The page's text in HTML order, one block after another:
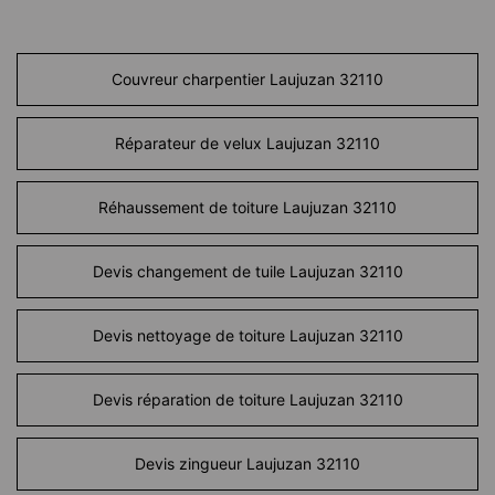
Couvreur charpentier Laujuzan 32110
Réparateur de velux Laujuzan 32110
Réhaussement de toiture Laujuzan 32110
Devis changement de tuile Laujuzan 32110
Devis nettoyage de toiture Laujuzan 32110
Devis réparation de toiture Laujuzan 32110
Devis zingueur Laujuzan 32110